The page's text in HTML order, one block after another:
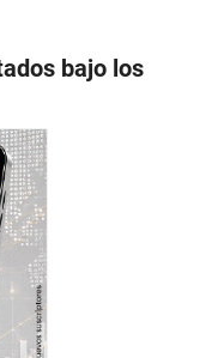
bajo los